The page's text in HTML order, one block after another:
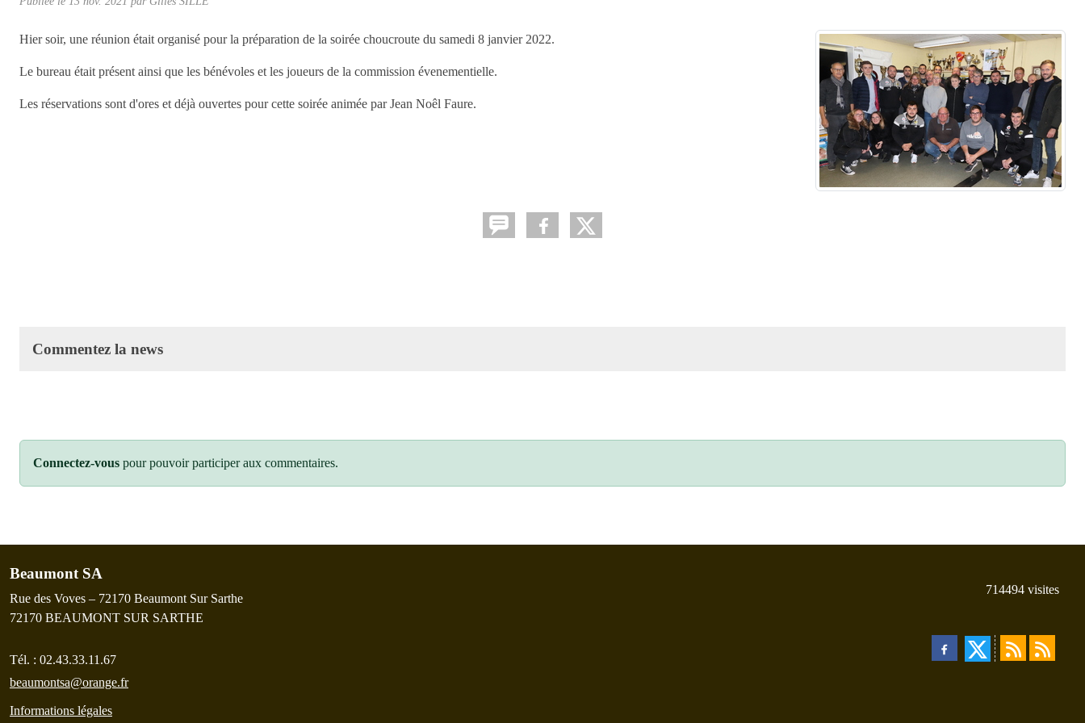
Hier soir, une réunion était organisé pour la préparation de la soirée choucroute du samedi 8 janvier 2022.
Le bureau était présent ainsi que les bénévoles et les joueurs de la commission évenementielle.
Les réservations sont d'ores et déjà ouvertes pour cette soirée animée par Jean Noêl Faure.
Commentez la news
Connectez-vous pour pouvoir participer aux commentaires.
Beaumont SA
Rue des Voves – 72170 Beaumont Sur Sarthe
72170 BEAUMONT SUR SARTHE
Tél. : 02.43.33.11.67
beaumontsa@orange.fr
Informations légales
714494 visites